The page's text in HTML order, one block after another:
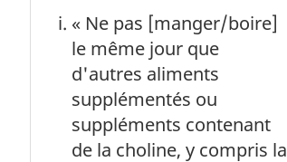
« Ne pas [manger/boire]
le même jour que
d'autres aliments
supplémentés ou
suppléments contenant
de la choline, y compris la